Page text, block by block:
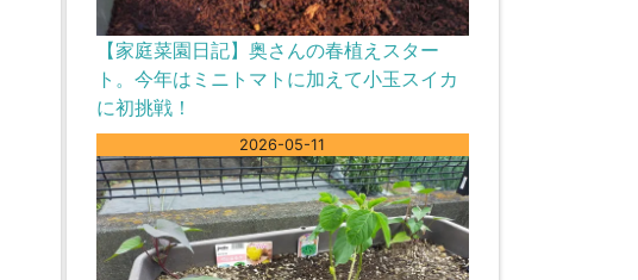
【家庭菜園日記】奥さんの春植えスター
ト。今年はミニトマトに加えて小玉スイカ
に初挑戦！
2026-05-11